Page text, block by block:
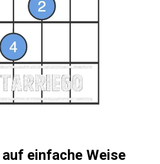
einfache Weise